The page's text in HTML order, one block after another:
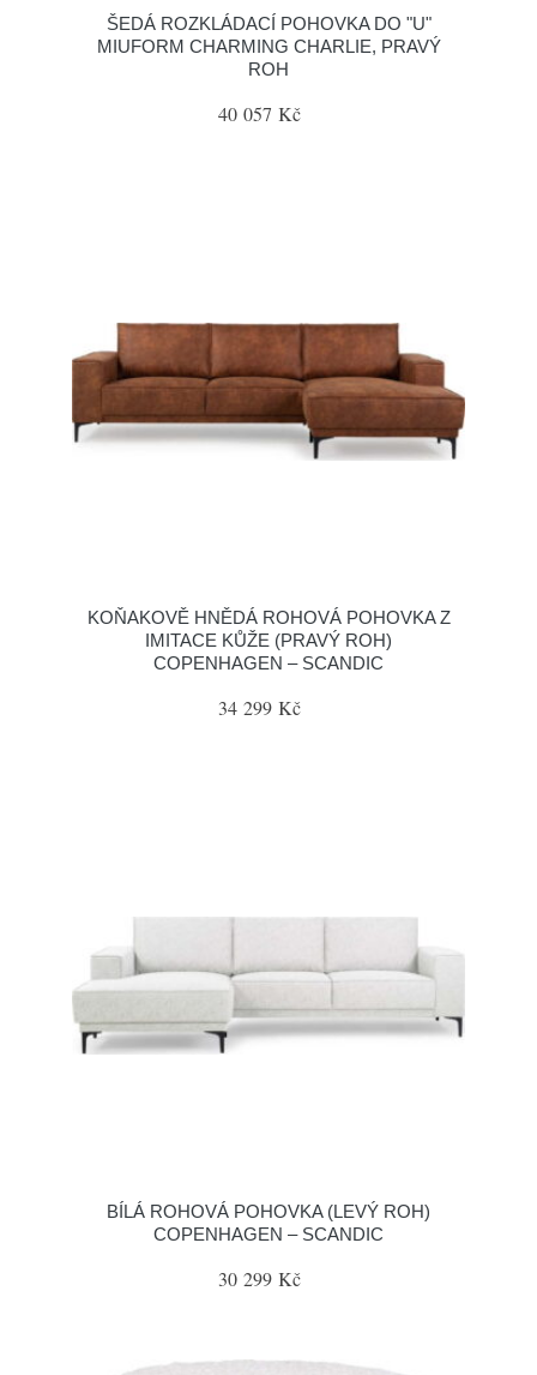
ŠEDÁ ROZKLÁDACÍ POHOVKA DO "U"
MIUFORM CHARMING CHARLIE, PRAVÝ
ROH
40 057 Kč
KOŇAKOVĚ HNĚDÁ ROHOVÁ POHOVKA Z
IMITACE KŮŽE (PRAVÝ ROH)
COPENHAGEN – SCANDIC
34 299 Kč
BÍLÁ ROHOVÁ POHOVKA (LEVÝ ROH)
COPENHAGEN – SCANDIC
30 299 Kč